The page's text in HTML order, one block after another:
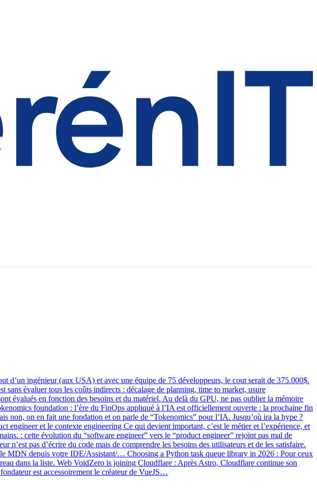
d’un ingénieur (aux USA) et avec une équipe de 75 développeurs, le cout serait de 375.000$.
évaluer tous les coûts indirects : décalage de planning, time to market, usure
évalués en fonction des besoins et du matériel. Au delà du GPU, ne pas oublier la mémoire
foundation : l’ère du FinOps appliqué à l’IA est officiellement ouverte : la prochaine fin
non, on en fait une fondation et on parle de “Tokenomics” pour l’IA. Jusqu’où ira la hype ?
et le contexte engineering Ce qui devient important, c’est le métier et l’expérience, et
: cette évolution du “software engineer” vers le “product engineer” rejoint pas mal de
pas d’écrire du code mais de comprendre les besoins des utilisateurs et de les satisfaire.
depuis votre IDE/Assistant/… Choosing a Python task queue library in 2026 : Pour ceux
dans la liste. Web VoidZero is joining Cloudflare : Après Astro, Cloudflare continue son
est accessoirement le créateur de VueJS…